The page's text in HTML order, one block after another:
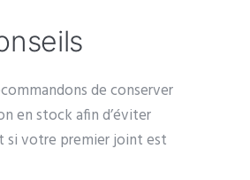
de conserver
en stock afin d’éviter
si votre premier joint est